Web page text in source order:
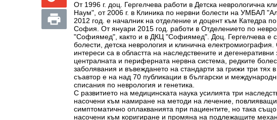
От 1996 г. доц. Гергелчева работи в Детска неврологична
Наум", от 2006 г. в Клиника по нервни болести на УМБАЛ
2012 год. е началник на отделение и доцент към Катедра
София. От януари 2015 год. работи в Отделението по
"Софиямед", както и в ДКЦ "Софиямед". Доц. Гергелчева е
болести, детска неврология и клинична
интереси са в областта на наследствените и
централната и периферната нервна система, редките
заболявания и въвеждането на стандарти за грижи три тях
съавтор е на над 70 публикации в български и
списания по неврология и генетика.
С развитието на медицинската наука усилията три
насочени към намиране на методи на лечение,
симптоматично оплакванията при пациентите, но така също
насочени към коригиране и промяна на подлежащите